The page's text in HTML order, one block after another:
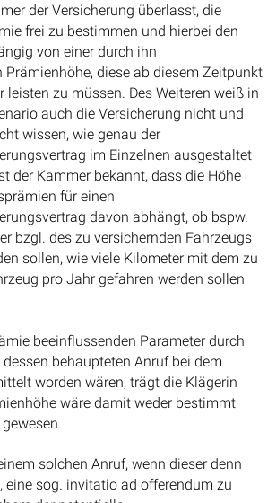
der Versicherung überlasst, die
frei zu bestimmen und hierbei den
von einer durch ihn
Prämienhöhe, diese ab diesem Zeitpunkt
leisten zu müssen. Des Weiteren weiß in
auch die Versicherung nicht und
wissen, wie genau der
im Einzelnen ausgestaltet
der Kammer bekannt, dass die Höhe
für einen
davon abhängt, ob bspw.
bzgl. des zu versichernden Fahrzeugs
sollen, wie viele Kilometer mit dem zu
pro Jahr gefahren werden sollen
beeinflussenden Parameter durch
behaupteten Anruf bei dem
worden wären, trägt die Klägerin
wäre damit weder bestimmt
solchen Anruf, wenn dieser denn
eine sog. invitatio ad offerendum zu